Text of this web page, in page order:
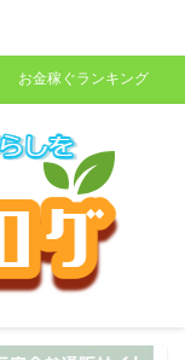
お金稼ぐランキング